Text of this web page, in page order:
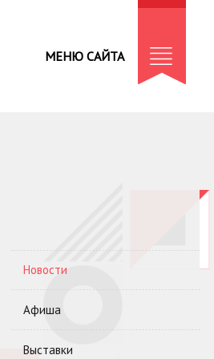
МЕНЮ САЙТА
Новости
Афиша
Выставки